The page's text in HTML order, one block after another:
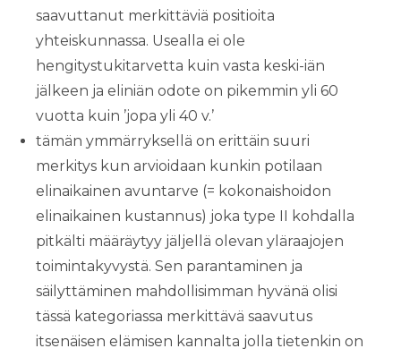
saavuttanut merkittäviä positioita
yhteiskunnassa. Usealla ei ole
hengitystukitarvetta kuin vasta keski-iän
jälkeen ja eliniän odote on pikemmin yli 60
vuotta kuin ’jopa yli 40 v.’
tämän ymmärryksellä on erittäin suuri
merkitys kun arvioidaan kunkin potilaan
elinaikainen avuntarve (= kokonaishoidon
elinaikainen kustannus) joka type II kohdalla
pitkälti määräytyy jäljellä olevan yläraajojen
toimintakyvystä. Sen parantaminen ja
säilyttäminen mahdollisimman hyvänä olisi
tässä kategoriassa merkittävä saavutus
itsenäisen elämisen kannalta jolla tietenkin on